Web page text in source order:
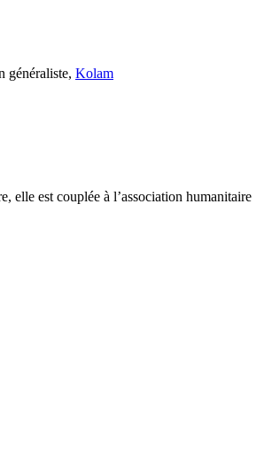
généraliste, Kolam
elle est couplée à l’association humanitaire